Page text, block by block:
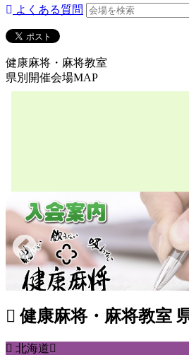
よくある質問
健康麻将・麻将教室
県別開催会場MAP
健康麻将・麻将教室
北海道